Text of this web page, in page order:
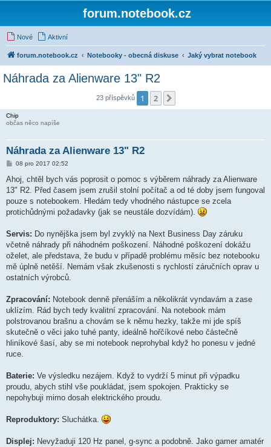
forum.notebook.cz
Nové Aktivní
forum.notebook.cz Notebooky - obecná diskuse Jaký vybrat notebook
Náhrada za Alienware 13" R2
23 příspěvků 1 2
Chip
občas něco napíše
Náhrada za Alienware 13" R2
P
í
p
ě
e
08 pro 2017 02:52
Ahoj, chtěl bych vás poprosit o pomoc s výběrem náhrady za Alienware
13" R2. Před časem jsem zrušil stolní počítač a od té doby jsem fungoval
pouze s notebookem. Hledám tedy vhodného nástupce se zcela
protichůdnými požadavky (jak se neustále dozvídám).
Servis: Do nynějška jsem byl zvyklý na Next Business Day záruku
včetně náhrady při náhodném poškození. Náhodné poškození dokážu
oželet, ale představa, že budu v případě problému měsíc bez notebooku
mě úplně netěší. Nemám však zkušenosti s rychlostí záručních oprav u
ostatních výrobců.
Zpracování: Notebook denně přenáším a několikrát vyndavám a zase
uklízím. Rád bych tedy kvalitní zpracování. Na notebook mám
polstrovanou brašnu a chovám se k němu hezky, takže mi jde spíš
skutečně o věci jako tuhé panty, ideálně hořčíkové nebo částečně
hliníkové šasí, aby se mi notebook neprohybal když ho ponesu v jedné
ruce.
Baterie: Ve výsledku nezájem. Když to vydrží 5 minut při výpadku
proudu, abych stihl vše poukládat, jsem spokojen. Prakticky se
nepohybuji mimo dosah elektrického proudu.
Reproduktory: Sluchátka.
Displej: Nevyžaduji 120 Hz panel, g-sync a podobně. Jako gamer amatér